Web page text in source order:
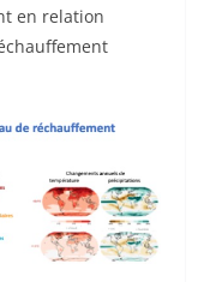
en relation